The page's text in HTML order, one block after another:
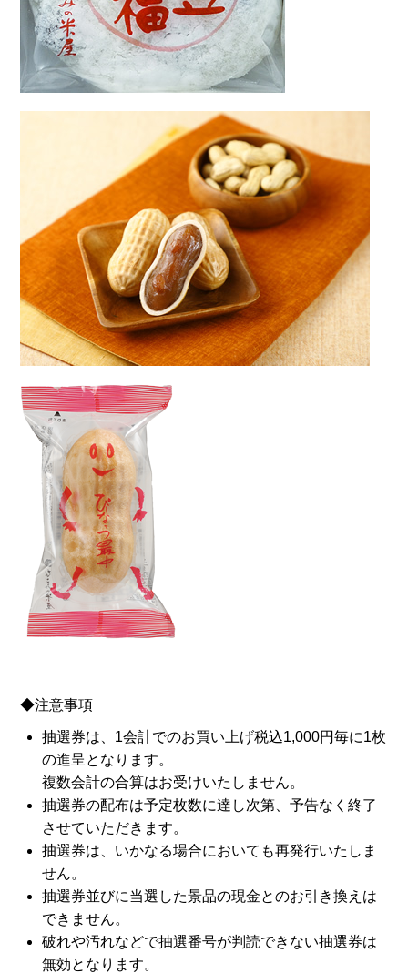
◆注意事項
抽選券は、1会計でのお買い上げ税込1,000円毎に1枚
の進呈となります。
複数会計の合算はお受けいたしません。
抽選券の配布は予定枚数に達し次第、予告なく終了
させていただきます。
抽選券は、いかなる場合においても再発行いたしま
せん。
抽選券並びに当選した景品の現金とのお引き換えは
できません。
破れや汚れなどで抽選番号が判読できない抽選券は
無効となります。